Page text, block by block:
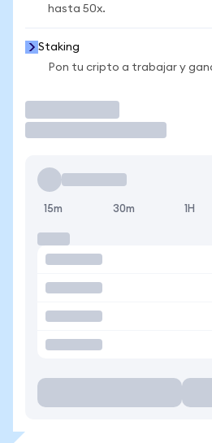
hasta 50x.
Staking
Pon tu cripto a trabajar y
15m 30m 1H